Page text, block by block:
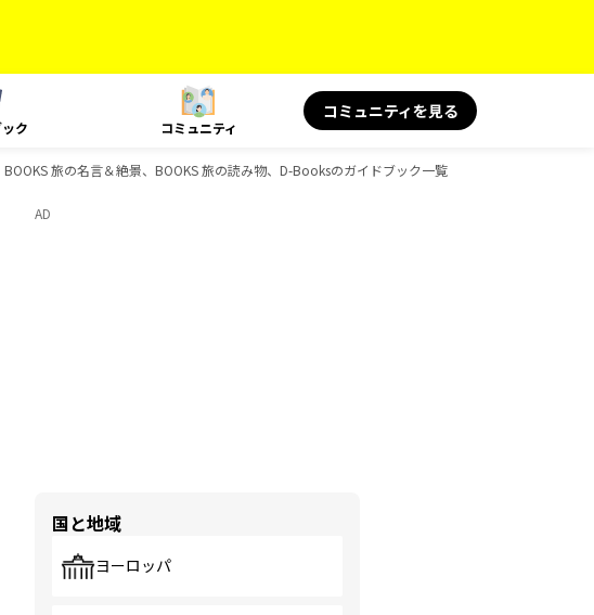
ク コミュニティ
コミュニティを見る
旅の名言＆絶景、BOOKS 旅の読み物、D-Booksのガイドブック一覧
AD
国と地域
ヨーロッパ